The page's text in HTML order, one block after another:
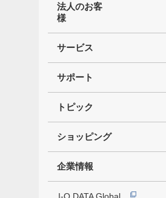
法人のお客
様
サービス
サポート
トピック
ショッピング
企業情報